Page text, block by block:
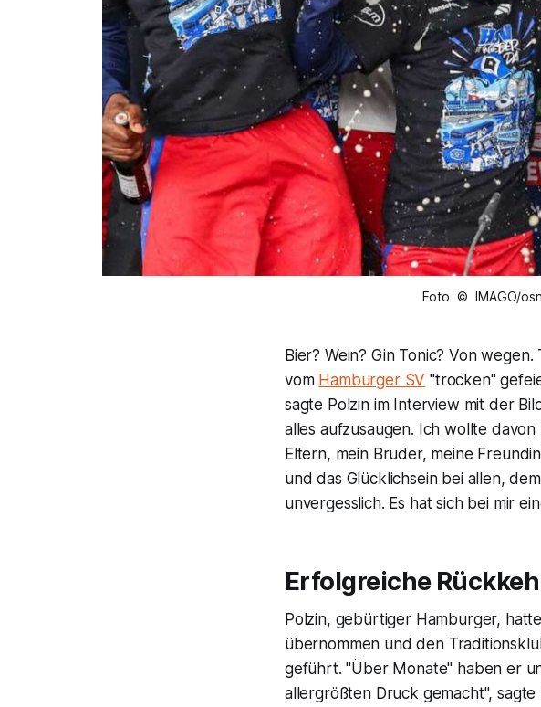
Foto © IMAGO/
Bier? Wein? Gin Tonic? Von
vom Hamburger SV "trocken"
sagte Polzin im Interview mit der
alles aufzusaugen. Ich wollte davon
Eltern, mein Bruder, meine
und das Glücklichsein bei allen,
unvergesslich. Es hat sich bei mir
Erfolgreiche
Polzin, gebürtiger Hamburger,
übernommen und den
geführt. "Über Monate" haben er
allergrößten Druck gemacht", sagte